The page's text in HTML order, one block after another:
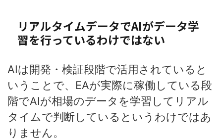
リアルタイムデータでAIがデータ学
習を行っているわけではない
AIは開発・検証段階で活用されていると
いうことで、EAが実際に稼働している段
階でAIが相場のデータを学習してリアル
タイムで判断しているというわけではあ
りません。